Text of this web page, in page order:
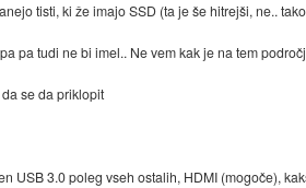
tisti, ki že imajo SSD (ta je še hitrejši, ne..
pa tudi ne bi imel.. Ne vem kak je na tem
se da priklopit
USB 3.0 poleg vseh ostalih, HDMI (mogoče),